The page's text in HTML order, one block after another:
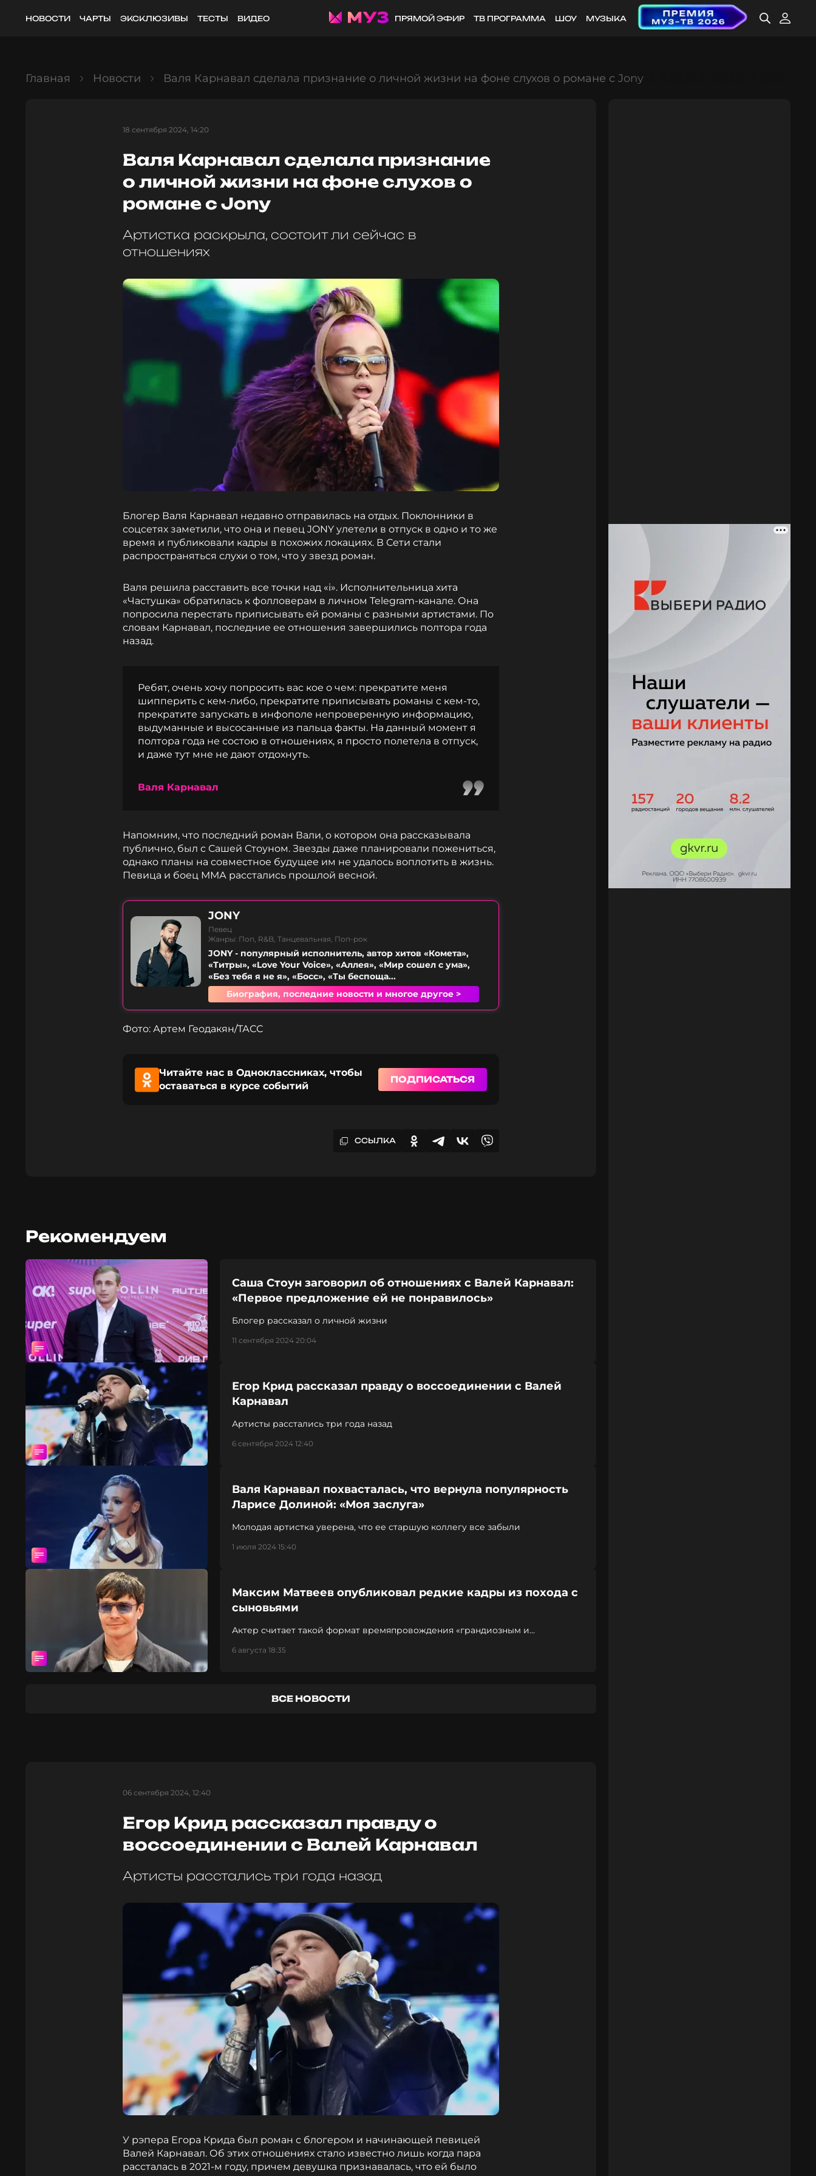
НОВОСТИ ЧАРТЫ ЭКСКЛЮЗИВЫ ТЕСТЫ ВИДЕО ПРЯМОЙ ЭФИР ТВ ПРОГРАММА ШОУ МУЗЫКА
Главная Новости Валя Карнавал сделала признание о личной жизни на фоне слухов о романе с Jony
18 сентября 2024, 14:20
Валя Карнавал сделала признание
о личной жизни на фоне слухов о
романе с Jony
Артистка раскрыла, состоит ли сейчас в
отношениях
Блогер Валя Карнавал недавно отправилась на отдых. Поклонники в
соцсетях заметили, что она и певец JONY улетели в отпуск в одно и то же
время и публиковали кадры в похожих локациях. В Сети стали
распространяться слухи о том, что у звезд роман.
Валя решила расставить все точки над «i». Исполнительница хита
«Частушка» обратилась к фолловерам в личном Telegram-канале. Она
попросила перестать приписывать ей романы с разными артистами. По
словам Карнавал, последние ее отношения завершились полтора года
назад.
Ребят, очень хочу попросить вас кое о чем: прекратите меня
шипперить с кем-либо, прекратите приписывать романы с кем-то,
прекратите запускать в инфополе непроверенную информацию,
выдуманные и высосанные из пальца факты. На данный момент я
полтора года не состою в отношениях, я просто полетела в отпуск,
и даже тут мне не дают отдохнуть.
Валя Карнавал
Напомним, что последний роман Вали, о котором она рассказывала
публично, был с Сашей Стоуном. Звезды даже планировали пожениться,
однако планы на совместное будущее им не удалось воплотить в жизнь.
Певица и боец ММА расстались прошлой весной.
JONY
Певец
Жанры: Поп, R&B, Танцевальная, Поп-рок
JONY - популярный исполнитель, автор хитов «Комета»,
«Титры», «Love Your Voice», «Аллея», «Мир сошел с ума»,
«Без тебя я не я», «Босс», «Ты беспоща...
Биография, последние новости и многое другое >
Фото: Артем Геодакян/ТАСС
Читайте нас в Одноклассниках, чтобы
оставаться в курсе событий
ПОДПИСАТЬСЯ
ССЫЛКА
Рекомендуем
Саша Стоун заговорил об отношениях с Валей Карнавал:
«Первое предложение ей не понравилось»
Блогер рассказал о личной жизни
11 сентября 2024 20:04
Егор Крид рассказал правду о воссоединении с Валей
Карнавал
Артисты расстались три года назад
6 сентября 2024 12:40
Валя Карнавал похвасталась, что вернула популярность
Ларисе Долиной: «Моя заслуга»
Молодая артистка уверена, что ее старшую коллегу все забыли
1 июля 2024 15:40
Максим Матвеев опубликовал редкие кадры из похода с
сыновьями
Актер считает такой формат времяпровождения «грандиозным и
6 августа 18:35
ВСЕ НОВОСТИ
06 сентября 2024, 12:40
Егор Крид рассказал правду о
воссоединении с Валей Карнавал
Артисты расстались три года назад
У рэпера Егора Крида был роман с блогером и начинающей певицей
Валей Карнавал. Об этих отношениях стало известно лишь когда пара
рассталась в 2021-м году, причем девушка признавалась, что ей было